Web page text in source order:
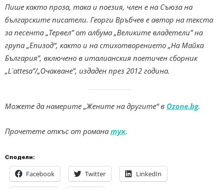
Пише както проза, така и поезия, член е на Съюза на
българските писатели. Георги Връбчев е автор на текста
за песента „Тервел” от албума „Великите владетели” на
група „Епизод“, както и на стихотворението „На Майка
България”, включено в италианския поетичен сборник
„L`attesa”/„Очакване”, издаден през 2012 година.
Можете да намерите „Жените на другите“ в Ozone.bg.
Прочетете откъс от романа тук.
Сподели:
Facebook Twitter LinkedIn